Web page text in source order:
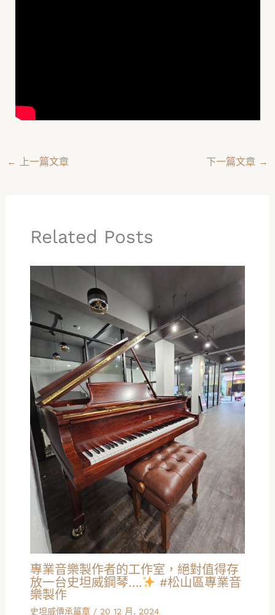
← 上一篇文章 下一篇文章 →
Related Posts
專業音樂製作者的工作室，絕對值得存
放一台史坦威鋼琴….
#松山區專業音
樂製作
史坦威傳承篇章/ 20 12 月, 2024